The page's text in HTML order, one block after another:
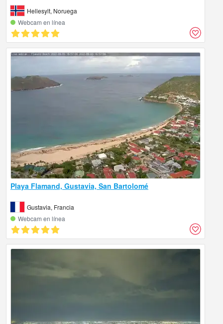
Hellesylt, Noruega
Webcam en línea
Playa Flamand, Gustavia, San Bartolomé
Gustavia, Francia
Webcam en línea